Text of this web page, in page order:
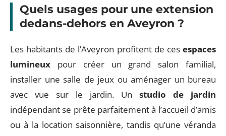
Quels usages pour une extension
dedans-dehors en Aveyron ?
Les habitants de l’Aveyron profitent de ces espaces
lumineux pour créer un grand salon familial,
installer une salle de jeux ou aménager un bureau
avec vue sur le jardin. Un studio de jardin
indépendant se prête parfaitement à l’accueil d’amis
ou à la location saisonnière, tandis qu’une véranda